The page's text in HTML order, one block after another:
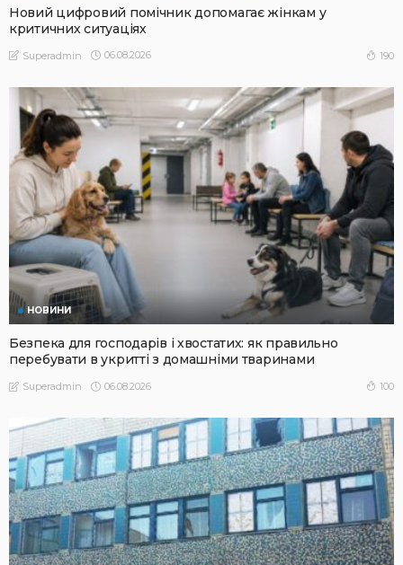
Новий цифровий помічник допомагає жінкам у
критичних ситуаціях
Superadmin 06.08.2026 190
НОВИНИ
Безпека для господарів і хвостатих: як правильно
перебувати в укритті з домашніми тваринами
Superadmin 06.08.2026 100